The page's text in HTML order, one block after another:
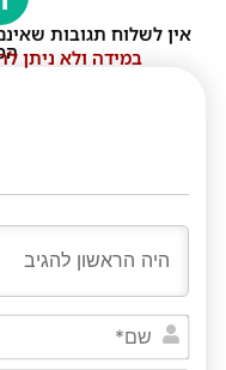
אין לשלוח תגובות
במידה ולא ניתן